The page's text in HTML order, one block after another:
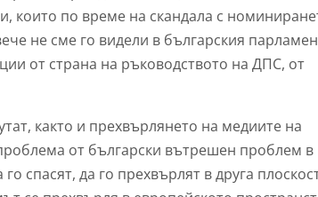
които по време на скандала с
не сме го видели в българския
от страна на ръководството на ДПС, от
както и прехвърлянето на медиите на
от български вътрешен проблем в
спасят, да го прехвърлят в друга